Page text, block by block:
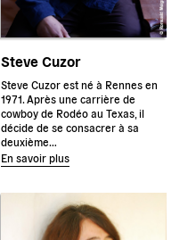
Steve Cuzor
Steve Cuzor est né à Rennes en
1971. Après une carrière de
cowboy de Rodéo au Texas, il
décide de se consacrer à sa
deuxième…
En savoir plus